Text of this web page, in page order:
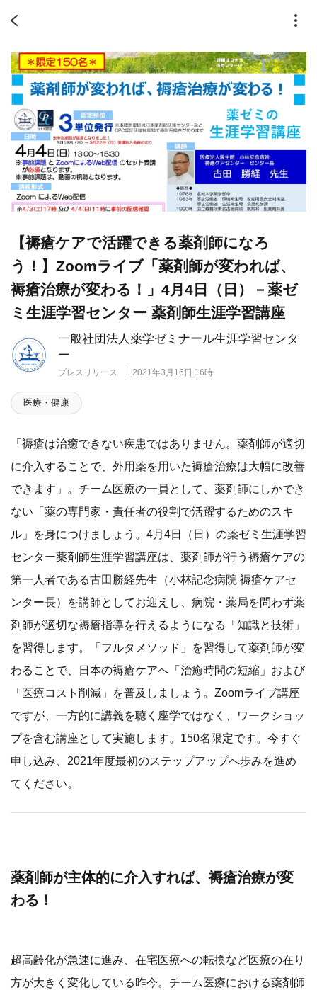
一般社団法人薬学ゼミナール生涯学習センタ
ー
プレスリリース 2021年3月16日 16時
【褥瘡ケアで活躍できる薬剤師になろ
う！】Zoomライブ「薬剤師が変われば、
褥瘡治療が変わる！」4月4日（日）－薬ゼ
ミ生涯学習センター 薬剤師生涯学習講座
医療・健康
「褥瘡は治癒できない疾患ではありません。薬剤師が適切
に介入することで、外用薬を用いた褥瘡治療は大幅に改善
できます」。チーム医療の一員として、薬剤師にしかでき
ない「薬の専門家・責任者の役割で活躍するためのスキ
ル」を身につけましょう。4月4日（日）の薬ゼミ生涯学習
センター薬剤師生涯学習講座は、薬剤師が行う褥瘡ケアの
第一人者である古田勝経先生（小林記念病院 褥瘡ケアセ
ンター長）を講師としてお迎えし、病院・薬局を問わず薬
剤師が適切な褥瘡指導を行えるようになる「知識と技術」
を習得します。「フルタメソッド」を習得して薬剤師が変
わることで、日本の褥瘡ケアへ「治癒時間の短縮」および
「医療コスト削減」を普及しましょう。Zoomライブ講座
ですが、一方的に講義を聴く座学ではなく、ワークショッ
プを含む講座として実施します。150名限定です。今すぐ
申し込み、2021年度最初のステップアップへ歩みを進め
てください。
薬剤師が主体的に介入すれば、褥瘡治療が変
わる！
超高齢化が急速に進み、在宅医療への転換など医療の在り
方が大きく変化している昨今。チーム医療における薬剤師